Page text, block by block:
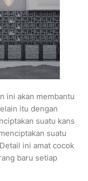
ini akan membantu
itu dengan
suatu kans
suatu
ini amat cocok
baru setiap